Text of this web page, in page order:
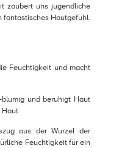
zaubert uns jugendliche
fantastisches Hautgefühl.
Feuchtigkeit und macht
und beruhigt Haut
aus der Wurzel der
Feuchtigkeit für ein